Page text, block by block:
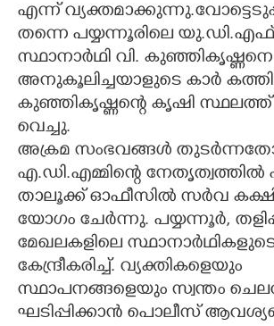
എന്ന്
തന്നെ പയ്യന്നൂരിലെ യു.ഡി.എഫ്
സ്ഥാനാർഥി വി. കുഞ്ഞികൃഷ്ണനെ
അനുകൂലിച്ചയാളുടെ കാർ
കുഞ്ഞികൃഷ്ണന്റെ കൃഷി സ്ഥലത്ത്
വെച്ചു.
അക്രമ സംഭവങ്ങൾ
എ.ഡി.എമ്മിന്റെ നേതൃത്വത്തിൽ
താലൂക്ക് ഓഫീസിൽ സർവ
യോഗം ചേർന്നു. പയ്യന്നൂർ,
മേഖലകളിലെ
കേന്ദ്രീകരിച്ച്. വ്യക്തികളെയും
സ്ഥാപനങ്ങളെയും സ്വന്തം
ഘടിപ്പിക്കാൻ പൊലീസ്